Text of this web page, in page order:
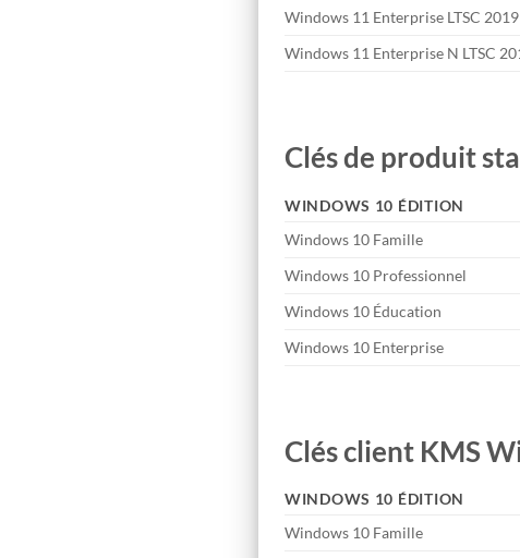
Windows 11 Enterprise LTSC 2019
Windows 11 Enterprise N LTSC
Clés de produit
WINDOWS 10 ÉDITION
Windows 10 Famille
Windows 10 Professionnel
Windows 10 Éducation
Windows 10 Enterprise
Clés client KMS
WINDOWS 10 ÉDITION
Windows 10 Famille